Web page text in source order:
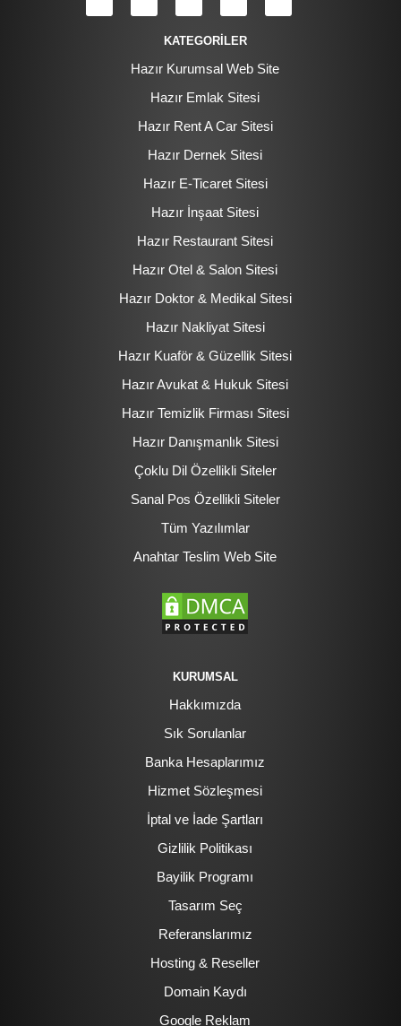
KATEGORİLER
Hazır Kurumsal Web Site
Hazır Emlak Sitesi
Hazır Rent A Car Sitesi
Hazır Dernek Sitesi
Hazır E-Ticaret Sitesi
Hazır İnşaat Sitesi
Hazır Restaurant Sitesi
Hazır Otel & Salon Sitesi
Hazır Doktor & Medikal Sitesi
Hazır Nakliyat Sitesi
Hazır Kuaför & Güzellik Sitesi
Hazır Avukat & Hukuk Sitesi
Hazır Temizlik Firması Sitesi
Hazır Danışmanlık Sitesi
Çoklu Dil Özellikli Siteler
Sanal Pos Özellikli Siteler
Tüm Yazılımlar
Anahtar Teslim Web Site
KURUMSAL
Hakkımızda
Sık Sorulanlar
Banka Hesaplarımız
Hizmet Sözleşmesi
İptal ve İade Şartları
Gizlilik Politikası
Bayilik Programı
Tasarım Seç
Referanslarımız
Hosting & Reseller
Domain Kaydı
Google Reklam